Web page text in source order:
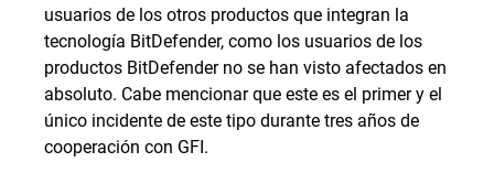
usuarios de los otros productos que integran la
tecnología BitDefender, como los usuarios de los
productos BitDefender no se han visto afectados en
absoluto. Cabe mencionar que este es el primer y el
único incidente de este tipo durante tres años de
cooperación con GFI.